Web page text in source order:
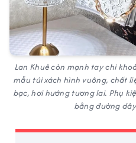
Lan Khuê còn mạnh tay chi
mẫu túi xách hình vuông, chất
bạc, hơi hướng tương lai. Phụ
bằng đường